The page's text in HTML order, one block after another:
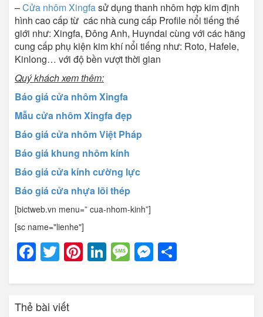
–Cửa nhôm Xingfasử dụng thanh nhôm hợp kim định
hình cao cấp từ các nhà cung cấp Profile nổi tiếng thế
giới như: Xingfa, Đông Anh, Huyndai cùng với các hãng
cung cấp phụ kiện kim khí nổi tiếng như: Roto, Hafele,
Kinlong… với độ bền vượt thời gian
Quý khách xem thêm:
Báo giá cửa nhôm Xingfa
Mẫu cửa nhôm Xingfa đẹp
Báo giá cửa nhôm Việt Pháp
Báo giá khung nhôm kính
Báo giá cửa kính cường lực
Báo giá cửa nhựa lõi thép
[bictweb.vn menu=” cua-nhom-kinh”]
[sc name="lienhe"]
Facebook
Twitter
Pinterest
LinkedIn
Message
Messenger
Thẻ bài viết